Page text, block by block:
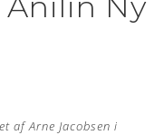
af Arne Jacobsen i